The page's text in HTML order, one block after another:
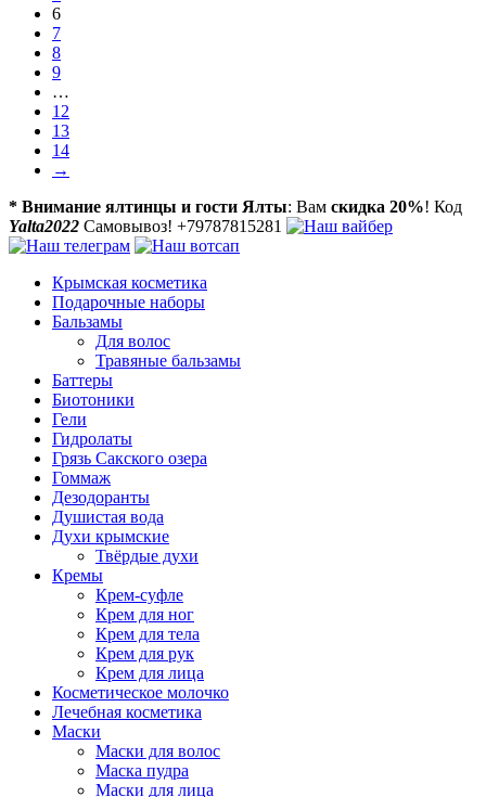
6
7
8
9
…
12
13
14
→
* Внимание ялтинцы и гости Ялты: Вам скидка 20%! Код
Yalta2022 Самовывоз! +79787815281
Крымская косметика
Подарочные наборы
Бальзамы
Для волос
Травяные бальзамы
Баттеры
Биотоники
Гели
Гидролаты
Грязь Сакского озера
Гоммаж
Дезодоранты
Душистая вода
Духи крымские
Твёрдые духи
Кремы
Крем-суфле
Крем для ног
Крем для тела
Крем для рук
Крем для лица
Косметическое молочко
Лечебная косметика
Маски
Маски для волос
Маска пудра
Маски для лица